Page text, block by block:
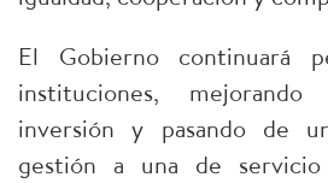
El Gobierno continuará
instituciones,
inversión y pasando de
gestión a una de